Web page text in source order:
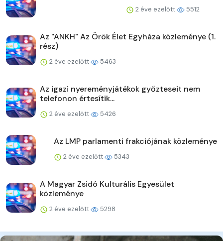
2 éve ezelőtt 5512
Az "ANKH" Az Örök Élet Egyháza közleménye (1.
rész)
2 éve ezelőtt 5463
Az igazi nyereményjátékok győzteseit nem
telefonon értesítik...
2 éve ezelőtt 5426
Az LMP parlamenti frakciójának közleménye
2 éve ezelőtt 5343
A Magyar Zsidó Kulturális Egyesület
közleménye
2 éve ezelőtt 5298